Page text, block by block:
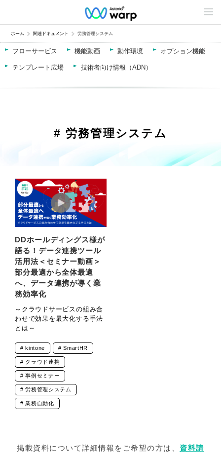
C
n
e
ホーム 関連ドキュメント 労務管理システム
フローサービス 機能動画 動作環境 オプション機能
テンプレート広場 技術者向け情報（ADN）
# 労務管理システム
DDホールディングス様が
語る！データ連携ツール
活用法＜セミナー動画＞
部分最適から全体最適
へ、データ連携が導く業
務効率化
～クラウドサービスの組み合
わせで効果を最大化する手法
とは～
kintone SmartHR
クラウド連携
事例セミナー
労務管理システム
業務自動化
掲載資料について詳細情報をご希望の方は、 資料請